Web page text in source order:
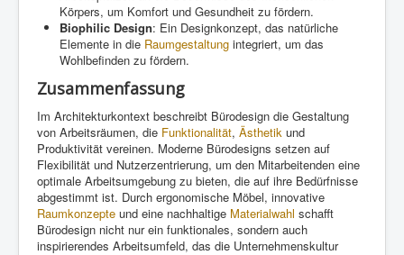
Körpers, um Komfort und Gesundheit zu fördern.
Biophilic Design: Ein Designkonzept, das natürliche
Elemente in die Raumgestaltung integriert, um das
Wohlbefinden zu fördern.
Zusammenfassung
Im Architekturkontext beschreibt Bürodesign die Gestaltung
von Arbeitsräumen, die Funktionalität, Ästhetik und
Produktivität vereinen. Moderne Bürodesigns setzen auf
Flexibilität und Nutzerzentrierung, um den Mitarbeitenden eine
optimale Arbeitsumgebung zu bieten, die auf ihre Bedürfnisse
abgestimmt ist. Durch ergonomische Möbel, innovative
Raumkonzepte und eine nachhaltige Materialwahl schafft
Bürodesign nicht nur ein funktionales, sondern auch
inspirierendes Arbeitsumfeld, das die Unternehmenskultur